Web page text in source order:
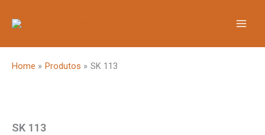
Home Produtos SK 113
SK 113